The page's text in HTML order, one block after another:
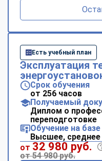
Есть учебный план
Эксплуатация
Срок обучения
от 256 часов
Получаемый
Диплом о
переподготовке
Обучение на базе
Высшее, среднее
от 32 980 руб.
от 54 980 руб.
ChatApp
online